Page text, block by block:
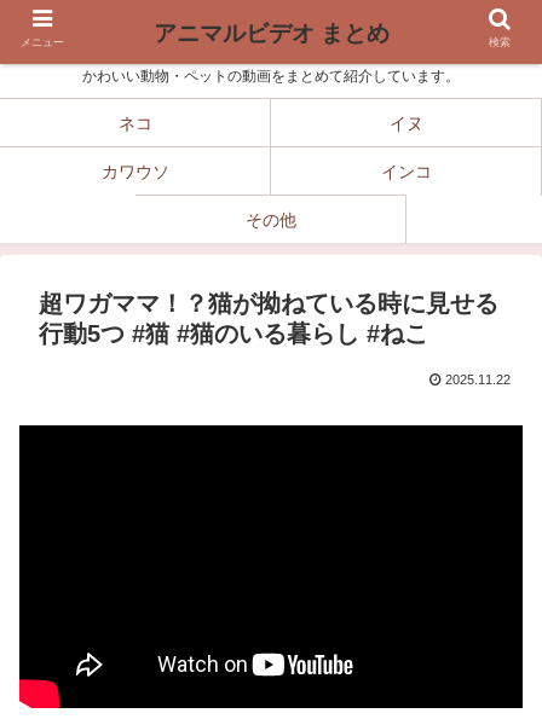
かわいい動物・ペットの動画をまとめて紹介しています。
ネコ イヌ
カワウソ インコ
その他
超ワガママ！？猫が拗ねている時に見せる
行動5つ #猫 #猫のいる暮らし #ねこ
2025.11.22
メニュー アニマルビデオ まとめ 検索